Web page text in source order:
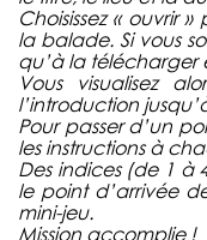
Choisissez « ouvrir
la balade. Si vous
qu’à la télécharger
Vous visualisez
l’introduction
Pour passer d’un
les instructions à
Des indices (de 1 à
le point d’arrivée
mini-jeu.
Mission accomplie !